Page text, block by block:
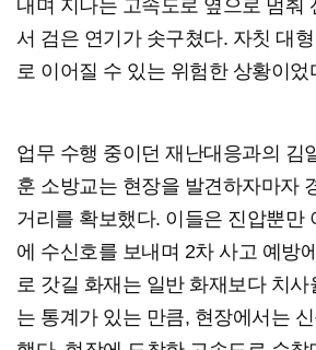
내며 지나는 고속도로 옆으로 멈춰
서 검은 연기가 솟구쳤다. 자칫 대
로 이어질 수 있는 위험한 상황이었
업무 수행 중이던 재난대응과의 김
훈 소방교는 현장을 발견하자마자
거리를 확보했다. 이들은 진압뿐만
에 수신호를 보내며 2차 사고 예방
로 갓길 화재는 일반 화재보다 치
는 통계가 있는 만큼, 현장에서는